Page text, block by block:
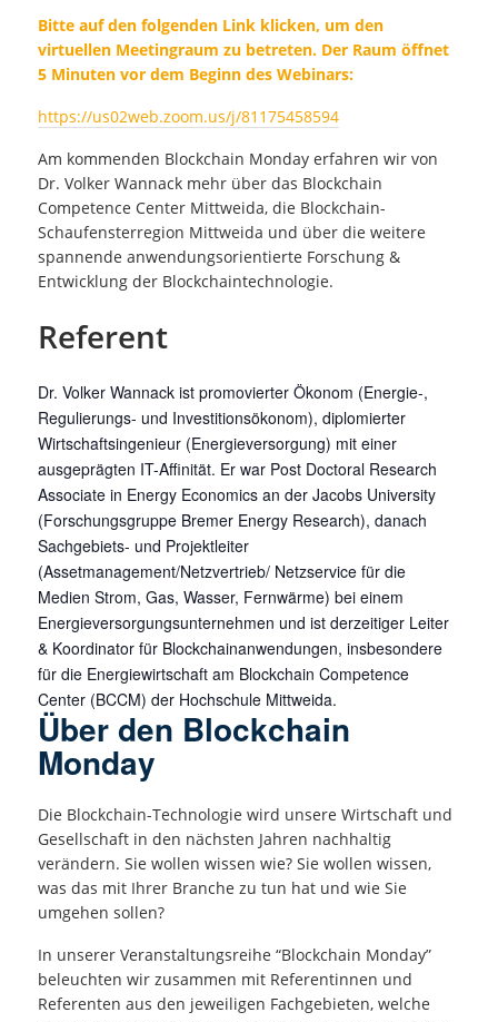
Bitte auf den folgenden Link klicken, um den
virtuellen Meetingraum zu betreten. Der Raum öffnet
5 Minuten vor dem Beginn des Webinars:
https://us02web.zoom.us/j/81175458594
Am kommenden Blockchain Monday erfahren wir von
Dr. Volker Wannack mehr über das Blockchain
Competence Center Mittweida, die Blockchain-
Schaufensterregion Mittweida und über die weitere
spannende anwendungsorientierte Forschung &
Entwicklung der Blockchaintechnologie.
Referent
Dr. Volker Wannack ist promovierter Ökonom (Energie-,
Regulierungs- und Investitionsökonom), diplomierter
Wirtschaftsingenieur (Energieversorgung) mit einer
ausgeprägten IT-Affinität. Er war Post Doctoral Research
Associate in Energy Economics an der Jacobs University
(Forschungsgruppe Bremer Energy Research), danach
Sachgebiets- und Projektleiter
(Assetmanagement/Netzvertrieb/ Netzservice für die
Medien Strom, Gas, Wasser, Fernwärme) bei einem
Energieversorgungsunternehmen und ist derzeitiger Leiter
& Koordinator für Blockchainanwendungen, insbesondere
für die Energiewirtschaft am Blockchain Competence
Center (BCCM) der Hochschule Mittweida.
Über den Blockchain
Monday
Die Blockchain-Technologie wird unsere Wirtschaft und
Gesellschaft in den nächsten Jahren nachhaltig
verändern. Sie wollen wissen wie? Sie wollen wissen,
was das mit Ihrer Branche zu tun hat und wie Sie
umgehen sollen?
In unserer Veranstaltungsreihe “Blockchain Monday”
beleuchten wir zusammen mit Referentinnen und
Referenten aus den jeweiligen Fachgebieten, welche